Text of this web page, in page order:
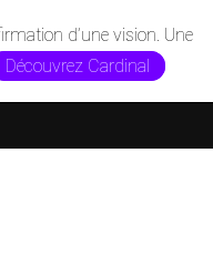
d’une vision. Une
Découvrez Cardinal